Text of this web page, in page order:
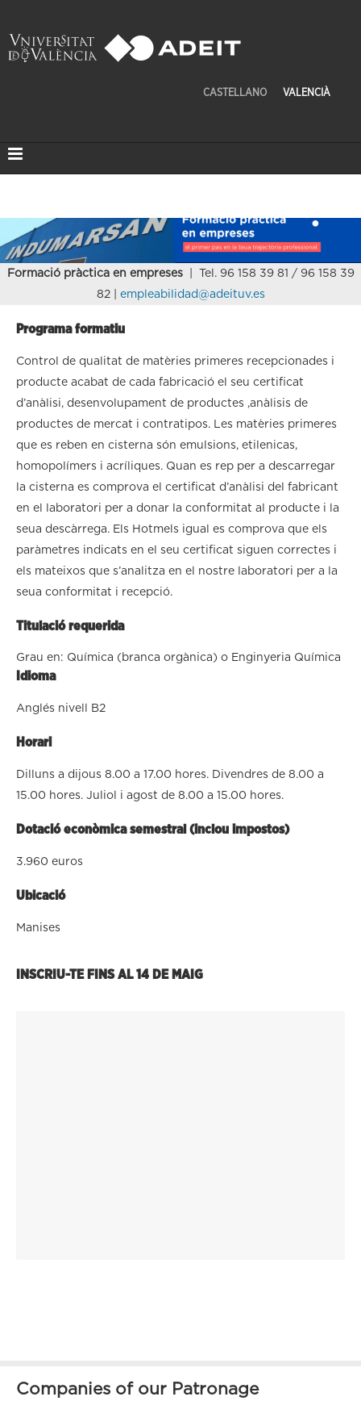
CASTELLANO VALENCIÀ
Formació pràctica en empreses
| Tel. 96 158 39 81 / 96 158 39
82 | empleabilidad@adeituv.es
Programa formatiu
Control de qualitat de matèries primeres recepcionades i
producte acabat de cada fabricació el seu certificat
d’anàlisi, desenvolupament de productes ,anàlisis de
productes de mercat i contratipos. Les matèries primeres
que es reben en cisterna són emulsions, etilenicas,
homopolímers i acríliques. Quan es rep per a descarregar
la cisterna es comprova el certificat d’anàlisi del fabricant
en el laboratori per a donar la conformitat al producte i la
seua descàrrega. Els Hotmels igual es comprova que els
paràmetres indicats en el seu certificat siguen correctes i
els mateixos que s’analitza en el nostre laboratori per a la
seua conformitat i recepció.
Titulació requerida
Grau en: Química (branca orgànica) o Enginyeria Química
Idioma
Anglés nivell B2
Horari
Dilluns a dijous 8.00 a 17.00 hores. Divendres de 8.00 a
15.00 hores. Juliol i agost de 8.00 a 15.00 hores.
Dotació econòmica semestral (inclou impostos)
3.960 euros
Ubicació
Manises
INSCRIU-TE FINS AL14 DE MAIG
Companies of our Patronage